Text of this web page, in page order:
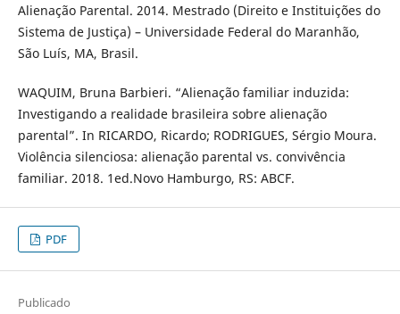
Alienação Parental. 2014. Mestrado (Direito e Instituições do
Sistema de Justiça) – Universidade Federal do Maranhão,
São Luís, MA, Brasil.
WAQUIM, Bruna Barbieri. “Alienação familiar induzida:
Investigando a realidade brasileira sobre alienação
parental”. In RICARDO, Ricardo; RODRIGUES, Sérgio Moura.
Violência silenciosa: alienação parental vs. convivência
familiar. 2018. 1ed.Novo Hamburgo, RS: ABCF.
PDF
Publicado